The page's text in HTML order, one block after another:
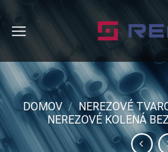
DOMOV / NEREZOVÉ
NEREZOVÉ KOLENÁ